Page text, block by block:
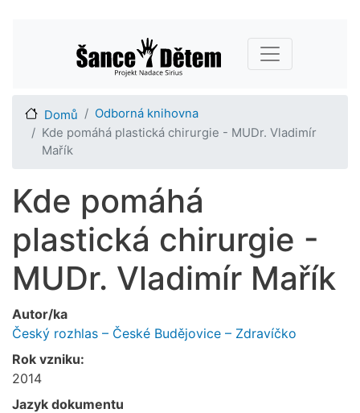
hlavnímu
obsahu
Main navigation
Domů
Odborná knihovna
Kde pomáhá plastická chirurgie - MUDr. Vladimír
Mařík
Kde pomáhá
plastická chirurgie -
MUDr. Vladimír Mařík
Autor/ka
Český rozhlas – České Budějovice – Zdravíčko
Rok vzniku:
2014
Jazyk dokumentu